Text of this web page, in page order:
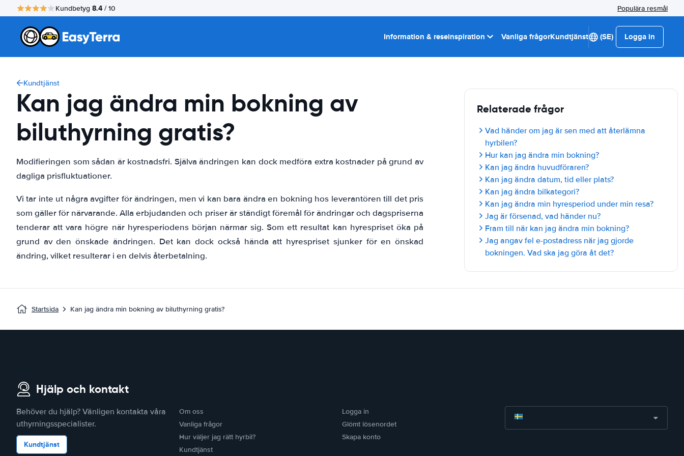
Kundbetyg 8.4 / 10 Populära resmål
Information & reseinspiration Vanliga frågorKundtjänst (SE) Logga in
Kundtjänst
Kan jag ändra min bokning av
biluthyrning gratis?
Modifieringen som sådan är kostnadsfri. Själva ändringen kan dock medföra extra kostnader på grund av
dagliga prisfluktuationer.
Vi tar inte ut några avgifter för ändringen, men vi kan bara ändra en bokning hos leverantören till det pris
som gäller för närvarande. Alla erbjudanden och priser är ständigt föremål för ändringar och dagspriserna
tenderar att vara högre när hyresperiodens början närmar sig. Som ett resultat kan hyrespriset öka på
grund av den önskade ändringen. Det kan dock också hända att hyrespriset sjunker för en önskad
ändring, vilket resulterar i en delvis återbetalning.
Relaterade frågor
Vad händer om jag är sen med att återlämna
hyrbilen?
Hur kan jag ändra min bokning?
Kan jag ändra huvudföraren?
Kan jag ändra datum, tid eller plats?
Kan jag ändra bilkategori?
Kan jag ändra min hyresperiod under min resa?
Jag är försenad, vad händer nu?
Fram till när kan jag ändra min bokning?
Jag angav fel e-postadress när jag gjorde
bokningen. Vad ska jag göra åt det?
Startsida Kan jag ändra min bokning av biluthyrning gratis?
Hjälp och kontakt
Behöver du hjälp? Vänligen kontakta våra
uthyrningsspecialister.
Kundtjänst
Om oss
Vanliga frågor
Hur väljer jag rätt hyrbil?
Kundtjänst
Logga in
Glömt lösenordet
Skapa konto